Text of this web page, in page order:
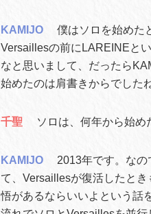
KAMIJO
僕はソロを始めた
Versaillesの前にLAREINEと
なと思いまして、だったら
始めたのは肩書きからでしたね
千聖 ソロは、何年から始め
KAMIJO
2013年です。な
て、Versaillesが復活したと
悟があるならいいよという話